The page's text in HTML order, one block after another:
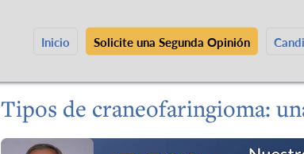
Inicio Solicite una Segunda Opinión
Tipos de craneofaringioma: